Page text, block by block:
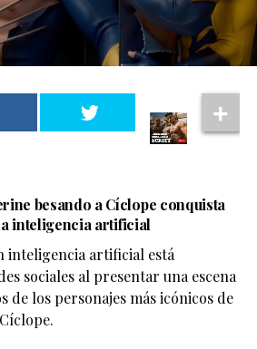
besando a Cíclope conquista
inteligencia artificial
inteligencia artificial está
sociales al presentar una escena
de los personajes más icónicos de